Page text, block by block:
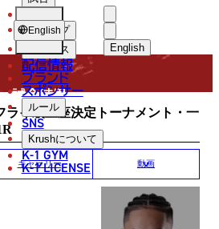
English
中文（繁體
ショップ
ニュース
配信情報
ブランド
スポンサー
ルール
SNS
Krushについて
K-1 GYM
K-1 LICENSE
English
RESULT
試合結果
ライ級王座決定トーナメント・一
ギャラリー 動画